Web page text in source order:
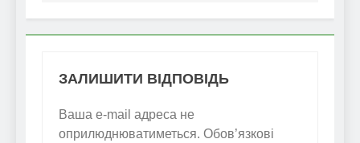
ЗАЛИШИТИ ВІДПОВІДЬ
Ваша e-mail адреса не
оприлюднюватиметься. Обов’язкові